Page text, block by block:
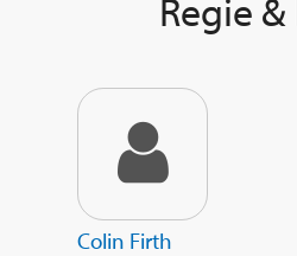
Regie
Colin Firth